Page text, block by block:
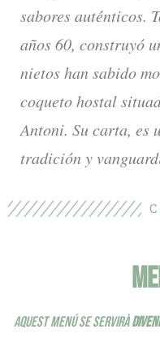
sabores auténticos.
años 60, construyó
nietos han sabido
coqueto hostal
Antoni. Su carta, es
tradición y
AQUEST MENÚ SE SERVIRÀ